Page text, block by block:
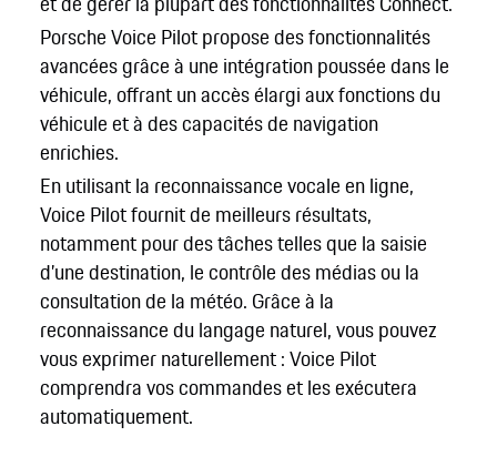
Porsche Voice Pilot propose des fonctionnalités
avancées grâce à une intégration poussée dans le
véhicule, offrant un accès élargi aux fonctions du
véhicule et à des capacités de navigation
enrichies.
En utilisant la reconnaissance vocale en ligne,
Voice Pilot fournit de meilleurs résultats,
notamment pour des tâches telles que la saisie
d’une destination, le contrôle des médias ou la
consultation de la météo. Grâce à la
reconnaissance du langage naturel, vous pouvez
vous exprimer naturellement : Voice Pilot
comprendra vos commandes et les exécutera
automatiquement.